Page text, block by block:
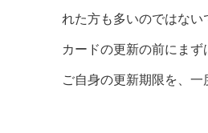
れた方も多いのではない
カードの更新の前にまず
ご自身の更新期限を、一